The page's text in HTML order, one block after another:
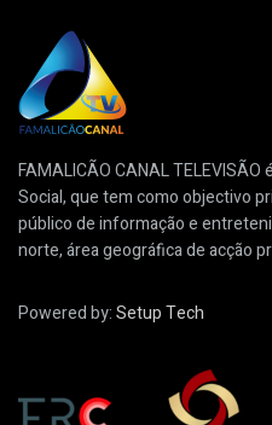
FAMALICÃO CANAL
Social, que tem como objectivo
público de informação e
norte, área geográfica de acção
Powered by:Setup Tech